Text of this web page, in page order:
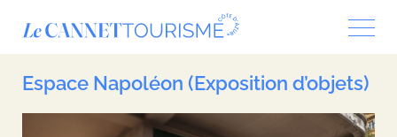
Espace Napoléon (Exposition d’objets)